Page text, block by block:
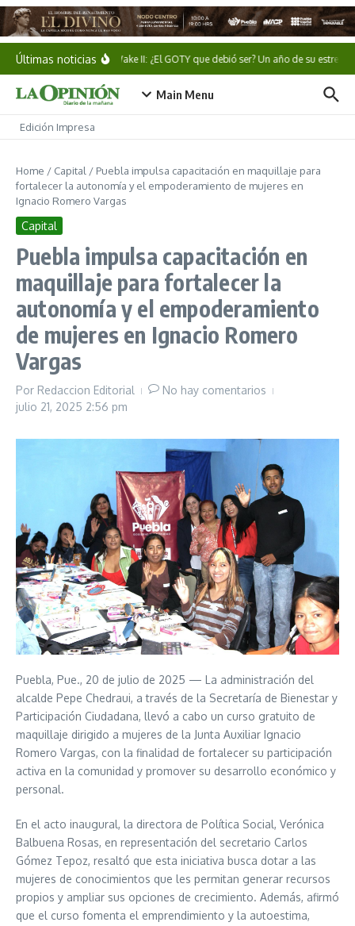
Saltar al contenido
Últimas noticiasAlan Wake II: ¿El GOTY que debió ser? Un año de su estreno
Main Menu
Edición Impresa
Home / Capital / Puebla impulsa capacitación en maquillaje para
fortalecer la autonomía y el empoderamiento de mujeres en
Ignacio Romero Vargas
Capital
Puebla impulsa capacitación en
maquillaje para fortalecer la
autonomía y el empoderamiento
de mujeres en Ignacio Romero
Vargas
Por Redaccion Editorial
No hay comentarios
julio 21, 2025 2:56 pm
Puebla, Pue., 20 de julio de 2025 — La administración del
alcalde Pepe Chedraui, a través de la Secretaría de Bienestar y
Participación Ciudadana, llevó a cabo un curso gratuito de
maquillaje dirigido a mujeres de la Junta Auxiliar Ignacio
Romero Vargas, con la finalidad de fortalecer su participación
activa en la comunidad y promover su desarrollo económico y
personal.
En el acto inaugural, la directora de Política Social, Verónica
Balbuena Rosas, en representación del secretario Carlos
Gómez Tepoz, resaltó que esta iniciativa busca dotar a las
mujeres de conocimientos que les permitan generar recursos
propios y ampliar sus opciones de crecimiento. Además, afirmó
que el curso fomenta el emprendimiento y la autoestima,